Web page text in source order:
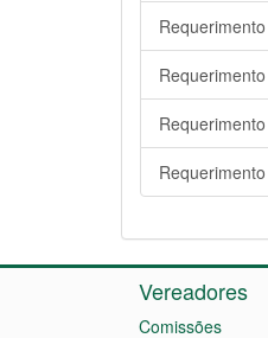
Vereadores
Comissões